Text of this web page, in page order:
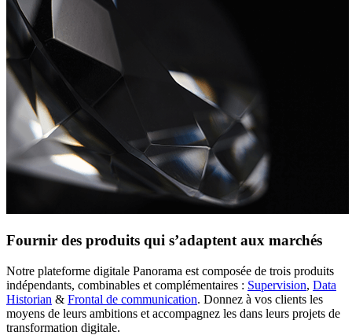
Fournir des produits qui s’adaptent aux marchés
Notre plateforme digitale Panorama est composée de trois produits
indépendants, combinables et complémentaires : Supervision, Data
Historian & Frontal de communication. Donnez à vos clients les
moyens de leurs ambitions et accompagnez les dans leurs projets de
transformation digitale.